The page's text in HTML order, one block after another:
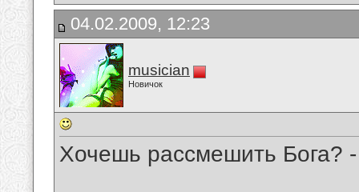
04.02.2009, 12:23
musician
Новичок
Хочешь рассмешить Бога?